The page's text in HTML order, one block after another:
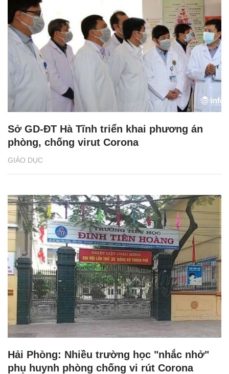
GIÁO DỤC
Sở GD-ĐT Hà Tĩnh triển khai phương án
phòng, chống virut Corona
Hải Phòng: Nhiều trường học "nhắc nhở"
phụ huynh phòng chống vi rút Corona